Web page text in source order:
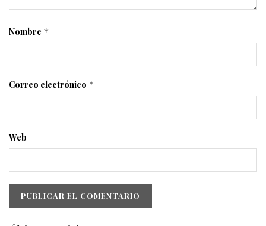
Nombre *
Correo electrónico *
Web